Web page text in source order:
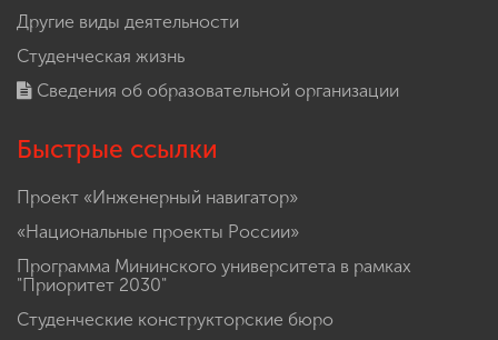
Другие виды деятельности
Студенческая жизнь
Сведения об образовательной организации
Быстрые ссылки
Проект «Инженерный навигатор»
«Национальные проекты России»
Программа Мининского университета в рамках
"Приоритет 2030"
Студенческие конструкторские бюро